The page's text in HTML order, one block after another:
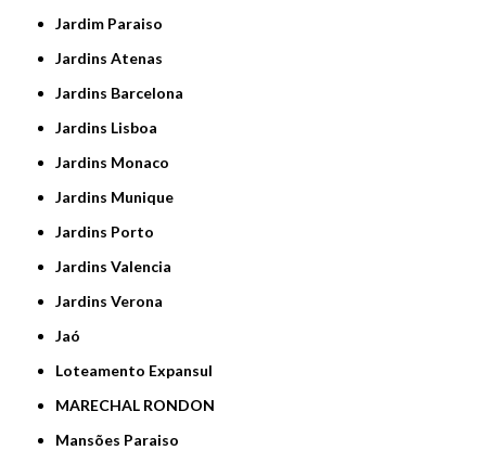
Jardim Paraiso
Jardins Atenas
Jardins Barcelona
Jardins Lisboa
Jardins Monaco
Jardins Munique
Jardins Porto
Jardins Valencia
Jardins Verona
Jaó
Loteamento Expansul
MARECHAL RONDON
Mansões Paraiso